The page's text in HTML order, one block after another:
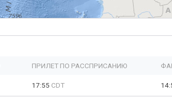
ПРИЛЕТ ПО РАССПРИСАНИЮ
17:55 CDT